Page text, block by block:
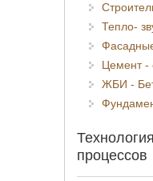
Тепло-
Цемент -
ЖБИ -
процессов